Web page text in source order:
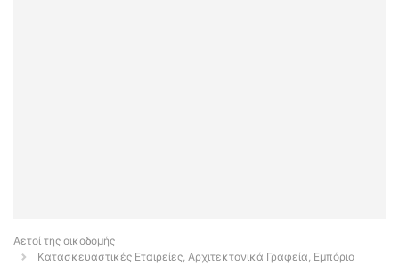
Αετοί της οικοδομής
Κατασκευαστικές Εταιρείες, Αρχιτεκτονικά Γραφεία, Εμπόριο